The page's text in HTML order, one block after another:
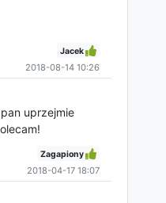
Jacek
2018-08-14 10:26
uprzejmie
Zagapiony
2018-04-17 18:07